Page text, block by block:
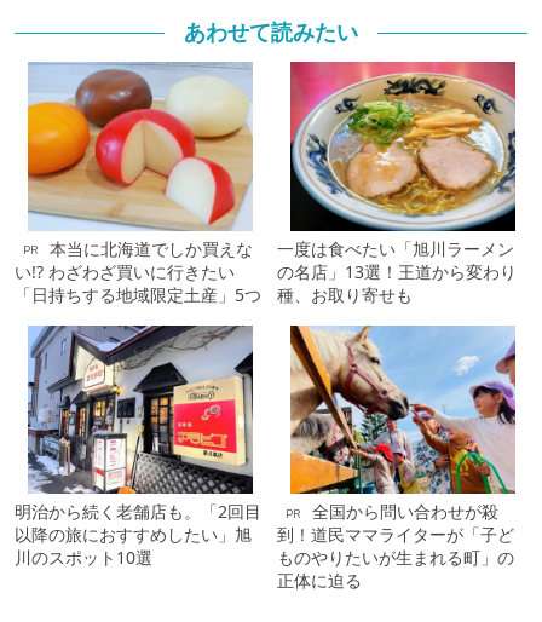
あわせて読みたい
PR
本当に北海道でしか買えな
い!? わざわざ買いに行きたい
「日持ちする地域限定土産」5つ
一度は食べたい「旭川ラーメン
の名店」13選！王道から変わり
種、お取り寄せも
明治から続く老舗店も。「2回目
以降の旅におすすめしたい」旭
川のスポット10選
PR
全国から問い合わせが殺
到！道民ママライターが「子ど
ものやりたいが生まれる町」の
正体に迫る